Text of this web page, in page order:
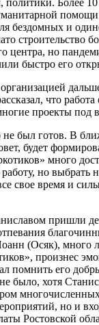
политики. Более
бездомных и
строительство
центра, но
быстро его
что
проекты под
был готов. В
будет
много
но выбрать
свое время и
пришли
(Осяк), много
произнес
помнить его
было, хотя
но и
Ростовской